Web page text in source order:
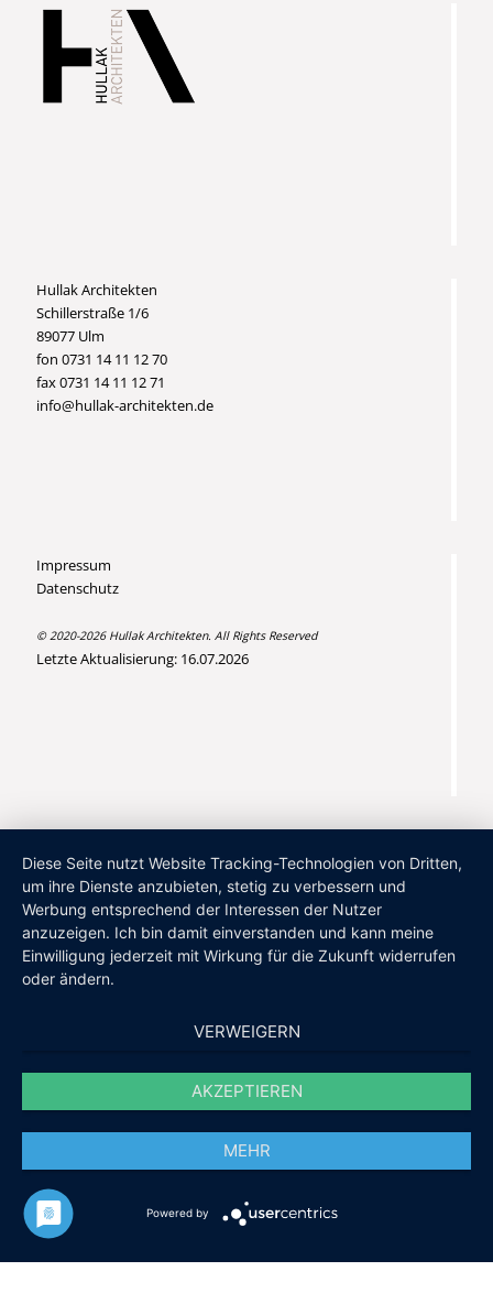
Hullak Architekten
Schillerstraße 1/6
89077 Ulm
fon 0731 14 11 12 70
fax 0731 14 11 12 71
info@hullak-architekten.de
Impressum
Datenschutz
© 2020-2026 Hullak Architekten. All Rights Reserved
Letzte Aktualisierung: 16.07.2026
Diese Seite nutzt Website Tracking-Technologien von Dritten,
um ihre Dienste anzubieten, stetig zu verbessern und
Werbung entsprechend der Interessen der Nutzer
anzuzeigen. Ich bin damit einverstanden und kann meine
Einwilligung jederzeit mit Wirkung für die Zukunft widerrufen
oder ändern.
VERWEIGERN
AKZEPTIEREN
MEHR
Powered by